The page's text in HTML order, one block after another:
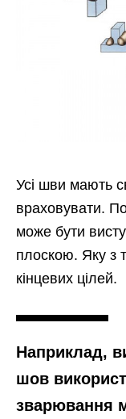
Усі шви мають
враховувати.
може бути
плоскою. Яку з
кінцевих цілей.
Наприклад,
шов
зварювання